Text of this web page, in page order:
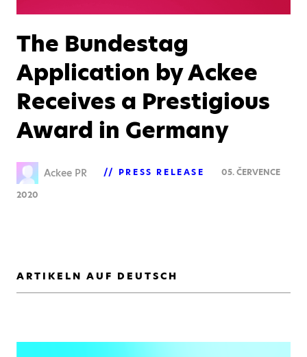
The Bundestag
Application by Ackee
Receives a Prestigious
Award in Germany
Ackee PR PRESS RELEASE
05. ČERVENCE
2020
ARTIKELN AUF DEUTSCH